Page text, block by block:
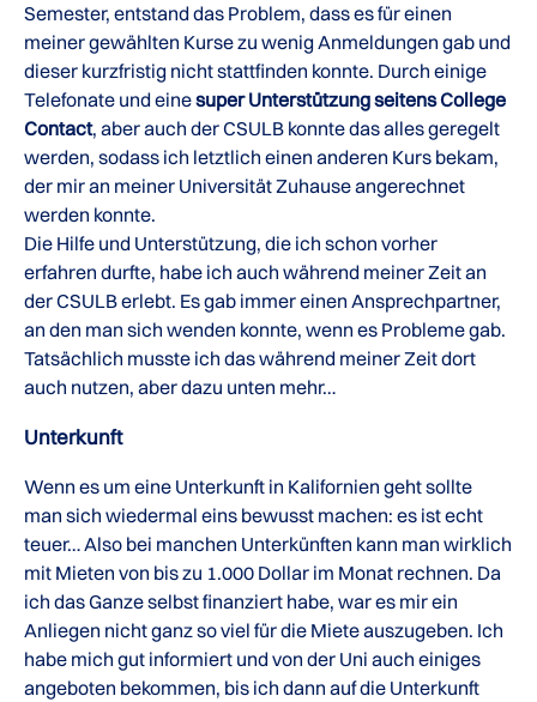
Semester, entstand das Problem, dass es für einen
meiner gewählten Kurse zu wenig Anmeldungen gab und
dieser kurzfristig nicht stattfinden konnte. Durch einige
Telefonate und einesuper Unterstützung seitens College
Contact, aber auch der CSULB konnte das alles geregelt
werden, sodass ich letztlich einen anderen Kurs bekam,
der mir an meiner Universität Zuhause angerechnet
werden konnte.
Die Hilfe und Unterstützung, die ich schon vorher
erfahren durfte, habe ich auch während meiner Zeit an
der CSULB erlebt. Es gab immer einen Ansprechpartner,
an den man sich wenden konnte, wenn es Probleme gab.
Tatsächlich musste ich das während meiner Zeit dort
auch nutzen, aber dazu unten mehr…
Unterkunft
Wenn es um eine Unterkunft in Kalifornien geht sollte
man sich wiedermal eins bewusst machen: es ist echt
teuer… Also bei manchen Unterkünften kann man wirklich
mit Mieten von bis zu 1.000 Dollar im Monat rechnen. Da
ich das Ganze selbst finanziert habe, war es mir ein
Anliegen nicht ganz so viel für die Miete auszugeben. Ich
habe mich gut informiert und von der Uni auch einiges
angeboten bekommen, bis ich dann auf die Unterkunft